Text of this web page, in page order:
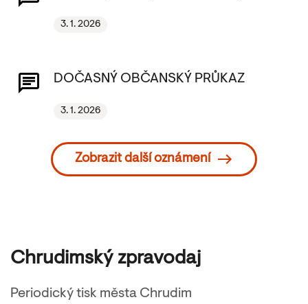
3. 1. 2026
DOČASNÝ OBČANSKÝ PRŮKAZ
3. 1. 2026
Zobrazit další oznámení
Chrudimský zpravodaj
Periodický tisk města Chrudim